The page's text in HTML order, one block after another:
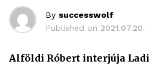
By successwolf
Published on 2021.07.20.
Alföldi Róbert interjúja